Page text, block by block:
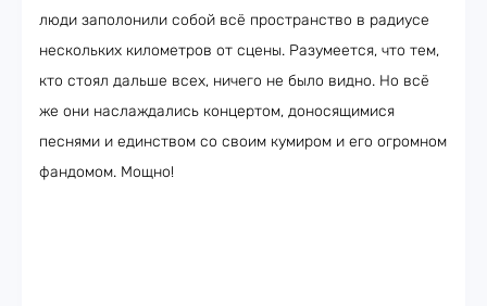
люди заполонили собой всё пространство в радиусе
нескольких километров от сцены. Разумеется, что тем,
кто стоял дальше всех, ничего не было видно. Но всё
же они наслаждались концертом, доносящимися
песнями и единством со своим кумиром и его огромном
фандомом. Мощно!